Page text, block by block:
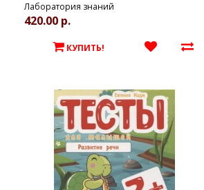
Лаборатория знаний
420.00 р.
КУПИТЬ!